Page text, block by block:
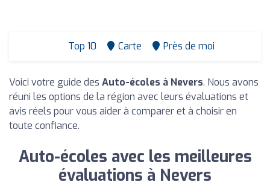
Top 10 Carte Près de moi
Voici votre guide des Auto-écoles à Nevers. Nous avons
réuni les options de la région avec leurs évaluations et
avis réels pour vous aider à comparer et à choisir en
toute confiance.
Auto-écoles avec les meilleures
évaluations à Nevers